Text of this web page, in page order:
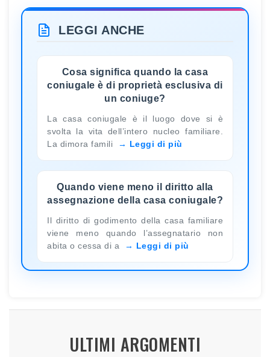
LEGGI ANCHE
Cosa significa quando la casa
coniugale è di proprietà esclusiva di
un coniuge?
La casa coniugale è il luogo dove si è
svolta la vita dell’intero nucleo familiare.
La dimora famili
Leggi di più
Quando viene meno il diritto alla
assegnazione della casa coniugale?
Il diritto di godimento della casa familiare
viene meno quando l’assegnatario non
abita o cessa di a
Leggi di più
ULTIMI ARGOMENTI